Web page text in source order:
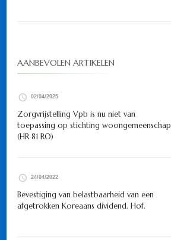
AANBEVOLEN ARTIKELEN
02/04/2025
Zorgvrijstelling Vpb is nu niet van
toepassing op stichting woongemeenschap
(HR 81 RO)
24/04/2022
Bevestiging van belastbaarheid van een
afgetrokken Koreaans dividend. Hof.